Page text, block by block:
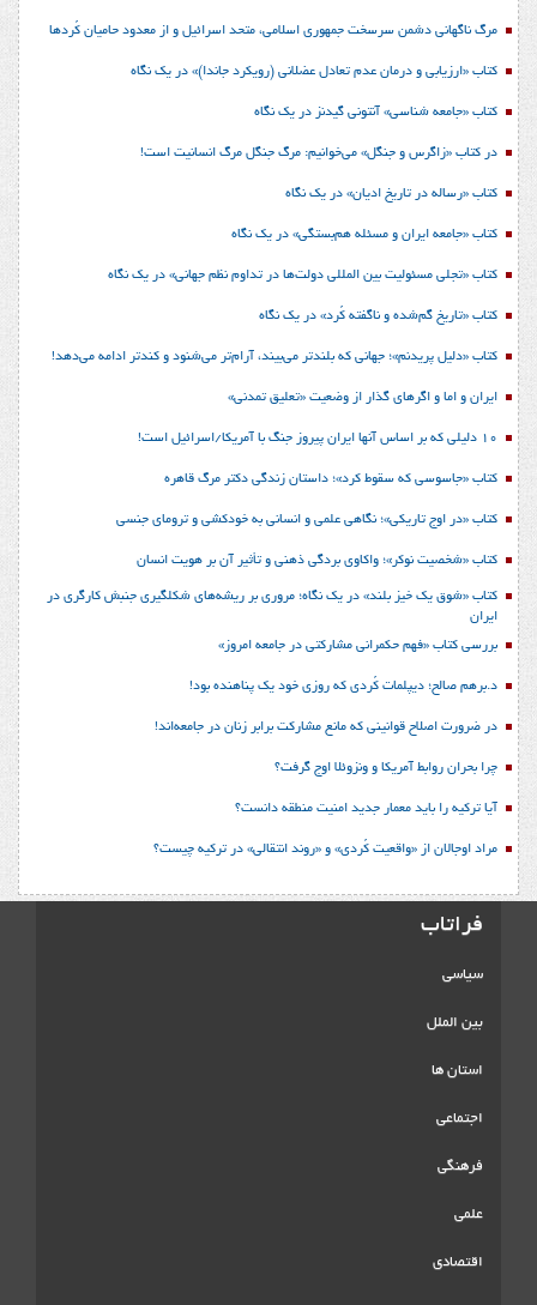
مرگ ناگهانی دشمن سرسخت جمهوری اسلامی، متحد اسرائیل و از معدود حامیان کُردها
کتاب «ارزیابی و درمان عدم تعادل عضلانی (رویکرد جاندا)» در یک نگاه
کتاب «جامعه شناسی» آنتونی گیدنز در یک نگاه
در کتاب «زاگرس و جنگل» می‌خوانیم: مرگ جنگل مرگ انسانیت است!
کتاب «رساله در تاریخ ادیان» در یک نگاه
کتاب «جامعه ایران و مسئله هم‌بستگی» در یک نگاه
کتاب «تجلی مسئولیت بین المللی دولت‌ها در تداوم نظم جهانی» در یک نگاه
کتاب «تاریخ گم‌شده و ناگفته کُرد» در یک نگاه
کتاب «دلیل پریدنم»؛ جهانی که بلندتر می‌بیند، آرام‌تر می‌شنود و کندتر ادامه می‌دهد!
ایران و اما و اگرهای گذار از وضعیت «تعلیق تمدنی»
10 دلیلی که بر اساس آنها ایران پیروز جنگ با آمریکا/اسرائیل است!
کتاب «جاسوسی که سقوط کرد»؛ داستان زندگی دکتر مرگ قاهره
کتاب «در اوج تاریکی»؛ نگاهی علمی و انسانی به خودکشی و ترومای جنسی
کتاب «شخصیت نوکر»؛ واکاوی بردگی ذهنی و تأثیر آن بر هویت انسان
کتاب «شوق یک خیز بلند» در یک نگاه؛ مروری بر ریشه‌های شکل‎گیری جنبش کارگری در
ایران
بررسی کتاب «فهم حکمرانی مشارکتی در جامعه امروز»
د.برهم صالح؛ دیپلمات کُردی که روزی خود یک پناهنده بود!
در ضرورت اصلاح قوانینی که مانع مشارکت برابر زنان در جامعه‌اند!
چرا بحران روابط آمریکا و ونزوئلا اوج گرفت؟
آیا ترکیه را باید معمار جدید امنیت منطقه دانست؟
مراد اوجالان از «واقعیت کُردی» و «روند انتقالی» در ترکیه چیست؟
فراتاب
سیاسی
بین الملل
استان ها
اجتماعی
فرهنگی
علمی
اقتصادی